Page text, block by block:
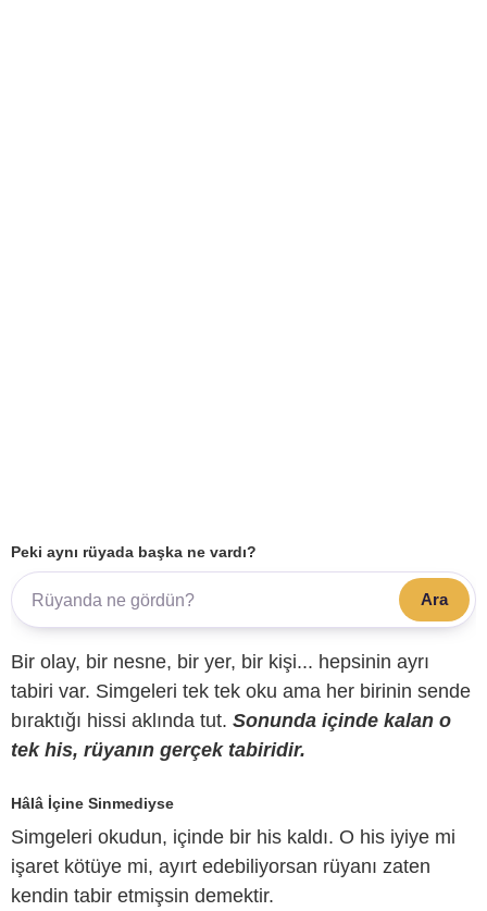
Peki aynı rüyada başka ne vardı?
Ara
Bir olay, bir nesne, bir yer, bir kişi... hepsinin ayrı
tabiri var. Simgeleri tek tek oku ama her birinin sende
bıraktığı hissi aklında tut. Sonunda içinde kalan o
tek his, rüyanın gerçek tabiridir.
Hâlâ İçine Sinmediyse
Simgeleri okudun, içinde bir his kaldı. O his iyiye mi
işaret kötüye mi, ayırt edebiliyorsan rüyanı zaten
kendin tabir etmişsin demektir.